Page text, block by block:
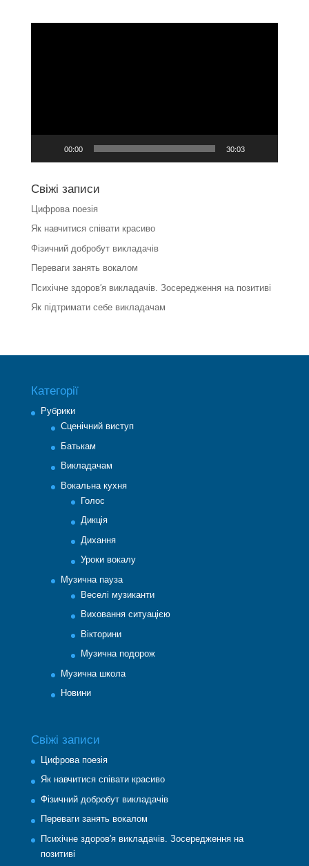
00:00 30:03
Свіжі записи
Цифрова поезія
Як навчитися співати красиво
Фізичний добробут викладачів
Переваги занять вокалом
Психічне здоров′я викладачів. Зосередження на позитиві
Як підтримати себе викладачам
Категорії
Рубрики
Cценічний виступ
Батькам
Викладачам
Вокальна кухня
Голос
Дикція
Дихання
Уроки вокалу
Музична пауза
Веселі музиканти
Виховання ситуацією
Вікторини
Музична подорож
Музична школа
Новини
Свіжі записи
Цифрова поезія
Як навчитися співати красиво
Фізичний добробут викладачів
Переваги занять вокалом
Психічне здоров′я викладачів. Зосередження на
позитиві